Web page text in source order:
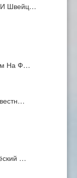
И Швейц…
На Ф…
…